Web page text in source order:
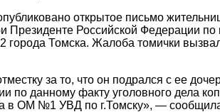
открытое письмо
Российской Федерации по
города Томска. Жалоба томички
за то, что он подрался с ее
по данному факту уголовного дела
в ОМ №1 УВД по г.Томску», —